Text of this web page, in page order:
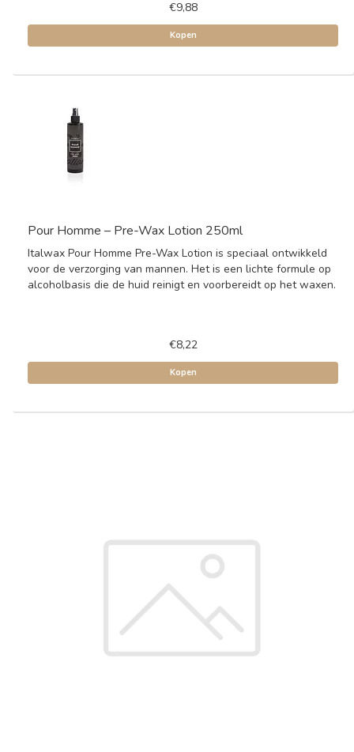
€9,88
Kopen
Pour Homme – Pre-Wax Lotion 250ml
Italwax Pour Homme Pre-Wax Lotion is speciaal ontwikkeld
voor de verzorging van mannen. Het is een lichte formule op
alcoholbasis die de huid reinigt en voorbereidt op het waxen.
€8,22
Kopen